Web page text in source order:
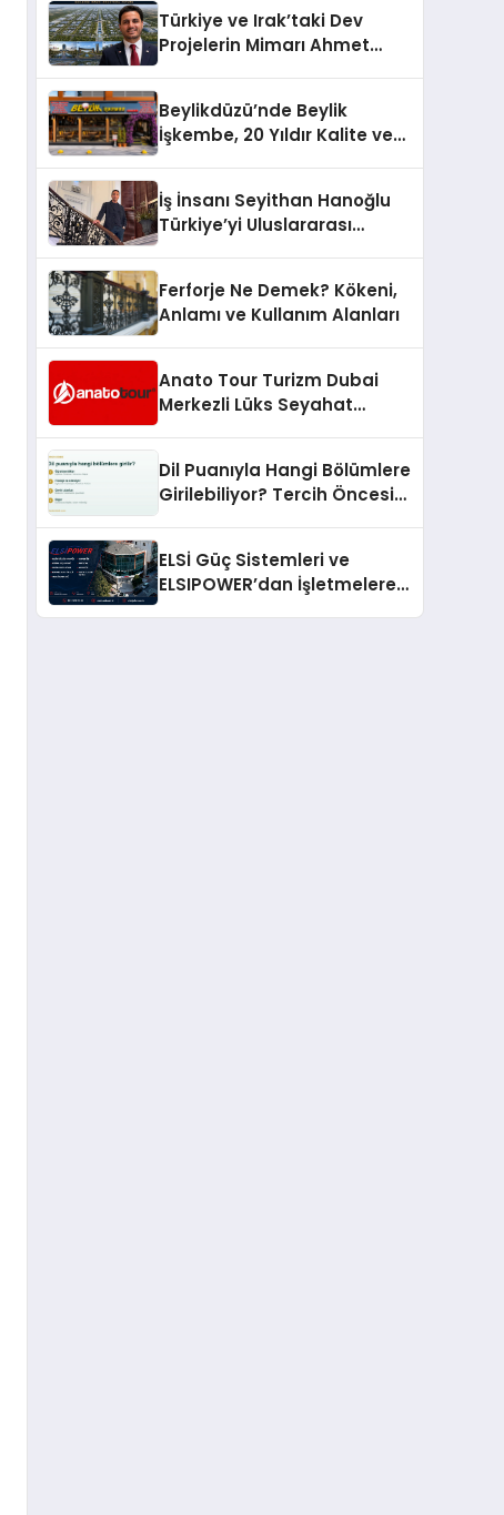
Türkiye ve Irak’taki Dev
Projelerin Mimarı Ahmet
Holding Industrial City”
Projesini Hayata Geçirecek
Beylikdüzü’nde Beylik
İşkembe, 20 Yıldır Kalite ve
İş İnsanı Seyithan Hanoğlu
Türkiye’yi Uluslararası
Ferforje Ne Demek? Kökeni,
Anlamı ve Kullanım Alanları
Anato Tour Turizm Dubai
Merkezli Lüks Seyahat
Dil Puanıyla Hangi Bölümlere
Girilebiliyor? Tercih Öncesi
ELSİ Güç Sistemleri ve
ELSIPOWER’dan İşletmelere